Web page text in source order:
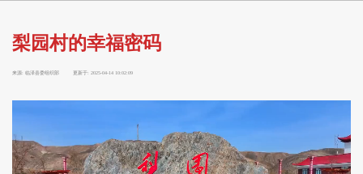
梨园村的幸福密码
来源: 临泽县委组织部 更新于: 2025-04-14 10:02:09